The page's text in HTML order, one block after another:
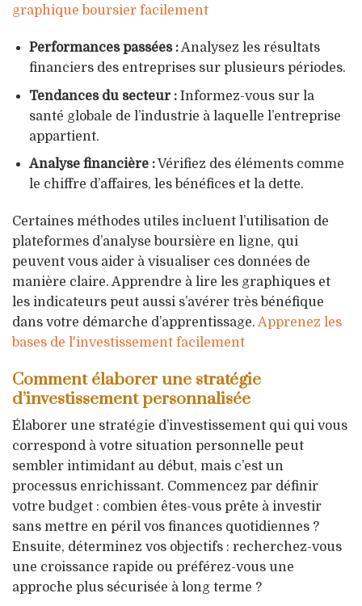
graphique boursier facilement
Performances passées :Analysez les résultats
financiers des entreprises sur plusieurs périodes.
Tendances du secteur :Informez-vous sur la
santé globale de l’industrie à laquelle l’entreprise
appartient.
Analyse financière :Vérifiez des éléments comme
le chiffre d’affaires, les bénéfices et la dette.
Certaines méthodes utiles incluent l’utilisation de
plateformes d’analyse boursière en ligne, qui
peuvent vous aider à visualiser ces données de
manière claire. Apprendre à lire les graphiques et
les indicateurs peut aussi s’avérer très bénéfique
dans votre démarche d’apprentissage. Apprenez les
bases de l'investissement facilement
Comment élaborer une stratégie
d’investissement personnalisée
Élaborer une stratégie d’investissement qui qui vous
correspond à votre situation personnelle peut
sembler intimidant au début, mais c’est un
processus enrichissant. Commencez par définir
votre budget : combien êtes-vous prête à investir
sans mettre en péril vos finances quotidiennes ?
Ensuite, déterminez vos objectifs : recherchez-vous
une croissance rapide ou préférez-vous une
approche plus sécurisée à long terme ?